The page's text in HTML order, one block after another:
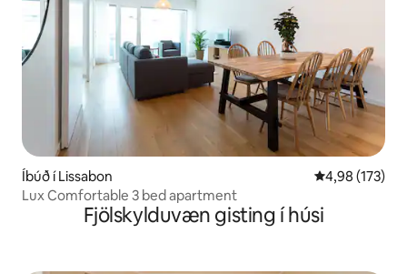
Íbúð í Lissabon 4,98 af 5 í
4,98 (173)
Lux Comfortable 3 bed apartment
Fjölskylduvæn gisting í húsi